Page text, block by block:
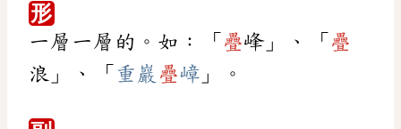
形
一層一層的。如：「 疊峰」、「 疊
浪」、「 重巖 疊嶂 」。